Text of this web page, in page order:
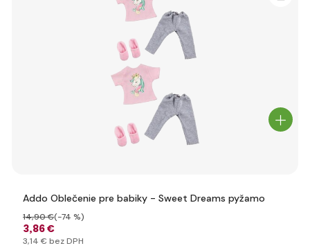
Addo Oblečenie pre babiky - Sweet Dreams pyžamo
3,86 €
14,90 €(-74 %)
3,14 € bez DPH